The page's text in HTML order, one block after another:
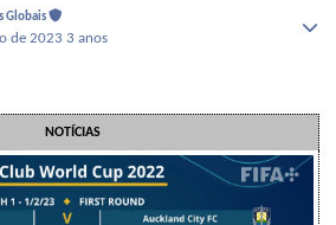
Globais
de 2023 3 anos
NOTÍCIAS